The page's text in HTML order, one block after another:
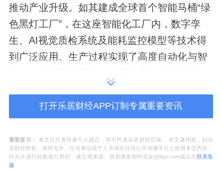
推动产业升级。如其建成全球首个智能马桶“绿
色黑灯工厂”，在这座智能化工厂内，数字孪
生、AI视觉质检系统及能耗监控模型等技术得
到广泛应用。生产过程实现了高度自动化与智
质量检测，各个环节均由智能设备与系统协同
位于福建泉州的九牧智能马桶绿色黑灯工厂
打开乐居财经APP订制专属重要资讯
重要提示：
本文仅代表作者个人观点，并不代表乐居财经立场。 本文著作权，归乐
居财经所有。未经允许，任何单位或个人不得在任何公开传播平台上使用本文内容；
经允许进行转载或引用时，请注明来源。联系请发邮件至ljcj@leju.com或点击联系客
服